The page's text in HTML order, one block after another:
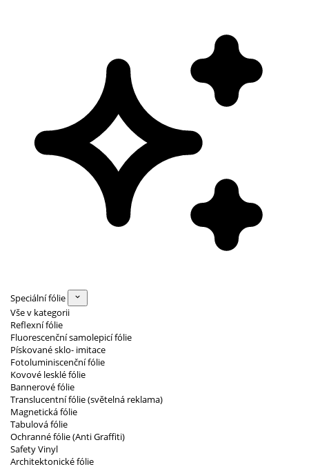
Speciální fólie
Vše v kategorii
Reflexní fólie
Fluorescenční samolepicí fólie
Pískované sklo- imitace
Fotoluminiscenční fólie
Kovové lesklé fólie
Bannerové fólie
Translucentní fólie (světelná reklama)
Magnetická fólie
Tabulová fólie
Ochranné fólie (Anti Graffiti)
Safety Vinyl
Architektonické fólie